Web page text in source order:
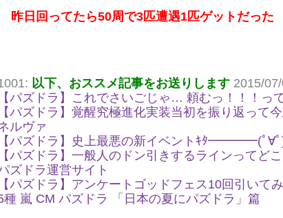
昨日回ってたら50周で3匹遭遇1匹ゲットだった
以下、おススメ記事をお送りします 2015/
【パズドラ】これでさいごじゃ… 頼むっ！！！っ
【パズドラ】覚醒究極進化実装当初を振り返って
ルヴァ
【パズドラ】史上最悪の新イベントｷﾀ━━━━(
【パズドラ】一般人のドン引きするラインってど
ズドラ運営サイト
【パズドラ】アンケートゴッドフェス10回引いて
種 嵐 CM パズドラ 「日本の夏にパズドラ」篇